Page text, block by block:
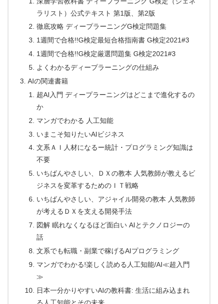
ラリスト）公式テキスト 第1版、第2版
徹底攻略 ディープラーニングG検定問題集
1週間で合格!!G検定最短合格指南書 G検定2021#3
1週間で合格!!G検定厳選問題集 G検定2021#3
よくわかるディープラーニングの仕組み
AIの関連書籍
超AI入門 ディープラーニングはどこまで進化するの
か
マンガでわかる 人工知能
いまこそ知りたいAIビジネス
文系ＡＩ人材になるー統計・プログラミング知識は
不要
いちばんやさしい、ＤＸの教本 人気教師が教えるビ
ジネスを変革するためのＩＴ戦略
いちばんやさしい、アジャイル開発の教本 人気教師
が考えるＤＸを支える開発手法
図解 眠れなくなるほど面白い AIとテクノロジーの
話
文系でも転職・副業で稼げるAIプログラミング
マンガでわかる!楽しく読める人工知能/AI≪超入門
≫
日本一分かりやすいAIの教科書: 生活に組み込まれ
る人工知能とその未来